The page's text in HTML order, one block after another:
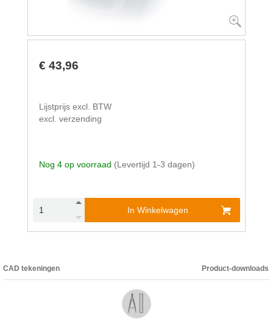
€ 43,96
Lijstprijs excl. BTW
excl. verzending
Nog 4 op voorraad (Levertijd 1-3 dagen)
In Winkelwagen
CAD tekeningen Product-downloads